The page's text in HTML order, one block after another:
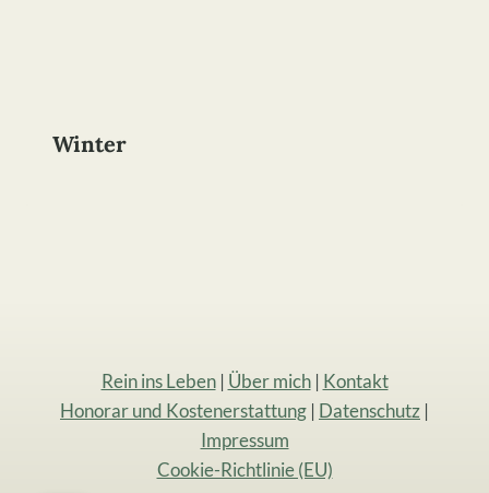
Winter
Rein ins Leben| Über mich| Kontakt
Honorar und Kostenerstattung | Datenschutz |
Impressum
Cookie-Richtlinie (EU)